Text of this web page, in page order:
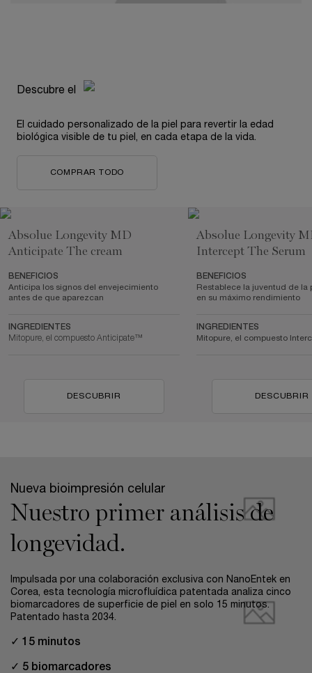
Descubre el
El cuidado personalizado de la piel para revertir la edad
biológica visible de tu piel, en cada etapa de la vida.
COMPRAR TODO
Absolue Longevity MD
Anticipate The cream
BENEFICIOS
Anticipa los signos del envejecimiento
antes de que aparezcan
INGREDIENTES
Mitopure, el compuesto Anticipate™
DESCUBRIR
Absolue Longevity
Intercept The Serum
BENEFICIOS
Restablece la juventud de la
en su máximo rendimiento
INGREDIENTES
Mitopure, el compuesto
DESCUBRIR
Nueva bioimpresión celular
Nuestro primer análisis de
longevidad.
Impulsada por una colaboración exclusiva con NanoEntek en
Corea, esta tecnología microfluídica patentada analiza cinco
biomarcadores de superficie de piel en solo 15 minutos.
Patentado hasta 2034.
✓ 15 minutos
✓ 5 biomarcadores